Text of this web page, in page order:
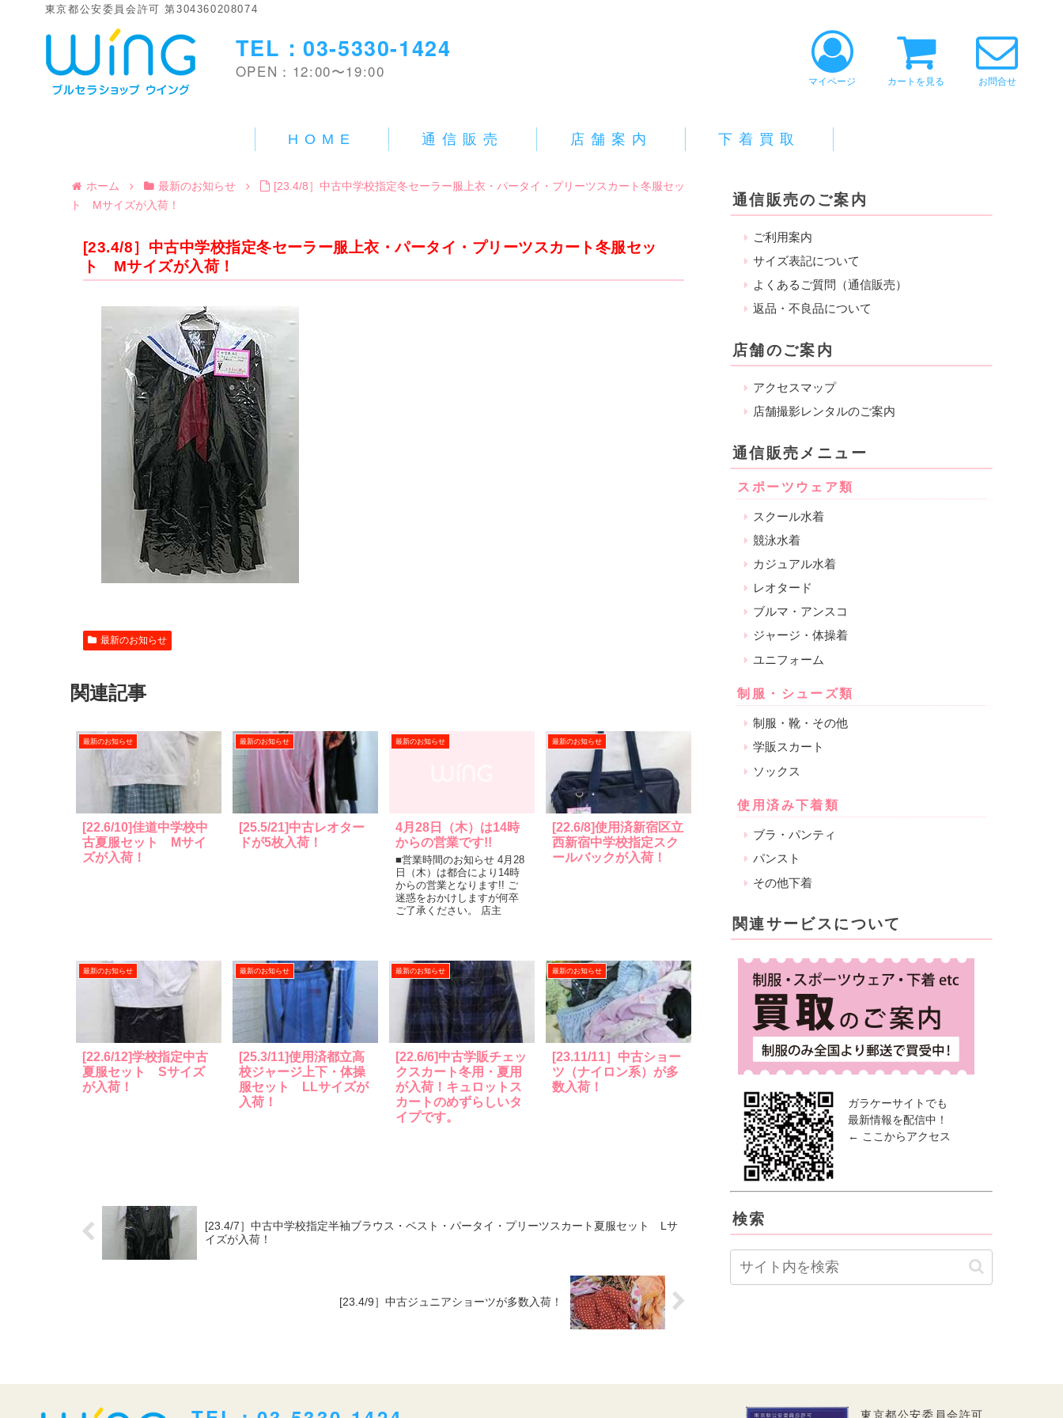
東京都公安委員会許可 第304360208074
TEL：03-5330-1424
OPEN：12:00〜19:00
マイページ カートを見る お問合せ
HOME 通信販売 店舗案内 下着買取
ホーム 最新のお知らせ
[23.4/8］中古中学校指定冬セーラー服上衣・パータイ・プリーツスカート冬服セッ
ト Mサイズが入荷！
[23.4/8］中古中学校指定冬セーラー服上衣・パータイ・プリーツスカート冬服セッ
ト Mサイズが入荷！
最新のお知らせ
関連記事
最新のお知らせ
[22.6/10]佳道中学校中
古夏服セット Mサイ
ズが入荷！
最新のお知らせ
[25.5/21]中古レオター
ドが5枚入荷！
最新のお知らせ
4月28日（木）は14時
からの営業です!!
■営業時間のお知らせ 4月28
日（木）は都合により14時
からの営業となります!! ご
迷惑をおかけしますが何卒
ご了承ください。 店主
最新のお知らせ
[22.6/8]使用済新宿区立
西新宿中学校指定スク
ールバックが入荷！
最新のお知らせ
[22.6/12]学校指定中古
夏服セット Sサイズ
が入荷！
最新のお知らせ
[25.3/11]使用済都立高
校ジャージ上下・体操
服セット LLサイズが
入荷！
最新のお知らせ
[22.6/6]中古学販チェッ
クスカート冬用・夏用
が入荷！キュロットス
カートのめずらしいタ
イプです。
最新のお知らせ
[23.11/11］中古ショー
ツ（ナイロン系）が多
数入荷！
[23.4/7］中古中学校指定半袖ブラウス・ベスト・パータイ・プリーツスカート夏服セット Lサ
イズが入荷！
[23.4/9］中古ジュニアショーツが多数入荷！
通信販売のご案内
ご利用案内
サイズ表記について
よくあるご質問（通信販売）
返品・不良品について
店舗のご案内
アクセスマップ
店舗撮影レンタルのご案内
通信販売メニュー
スポーツウェア類
スクール水着
競泳水着
カジュアル水着
レオタード
ブルマ・アンスコ
ジャージ・体操着
ユニフォーム
制服・シューズ類
制服・靴・その他
学販スカート
ソックス
使用済み下着類
ブラ・パンティ
パンスト
その他下着
関連サービスについて
ガラケーサイトでも
最新情報を配信中！
← ここからアクセス
検索
東京都公安委員会許可